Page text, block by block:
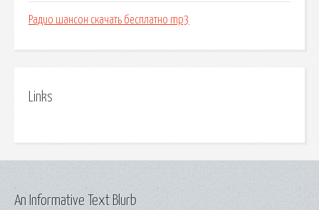
Радио шансон скачать бесплатно mp3
Links
An Informative Text Blurb